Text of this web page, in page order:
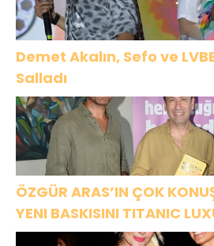
Demet Akalın, Sefo ve
Salladı
ÖZGÜR ARAS’IN ÇOK
YENI BASKISINI TITANIC
BODRUM’DA KUTLADI